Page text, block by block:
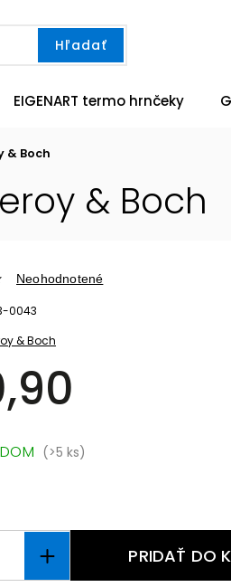
Hľadať
EIGENART termo hrnčeky
& Boch
& Boch
& Boch
Neohodnotené
0043
(>5 ks)
PRIDAŤ DO